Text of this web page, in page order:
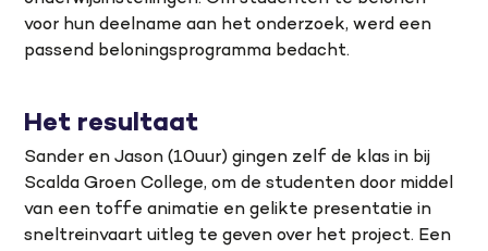
voor hun deelname aan het onderzoek, werd een
passend beloningsprogramma bedacht.
Het resultaat
Sander en Jason (10uur) gingen zelf de klas in bij
Scalda Groen College, om de studenten door middel
van een toffe animatie en gelikte presentatie in
sneltreinvaart uitleg te geven over het project. Een